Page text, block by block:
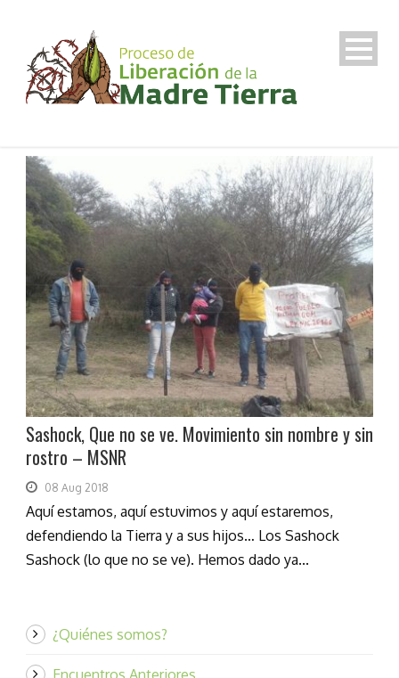
Sashock, Que no se ve. Movimiento sin nombre y sin
rostro – MSNR
08 Aug 2018
Aquí estamos, aquí estuvimos y aquí estaremos,
defendiendo la Tierra y a sus hijos… Los Sashock
Sashock (lo que no se ve). Hemos dado ya...
¿Quiénes somos?
Encuentros Anteriores